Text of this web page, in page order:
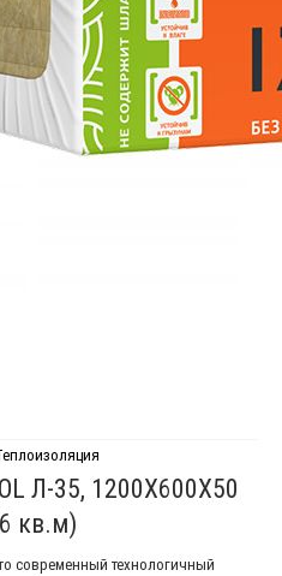
Л-35, 1200Х600Х50
кв.м)
современный технологичный